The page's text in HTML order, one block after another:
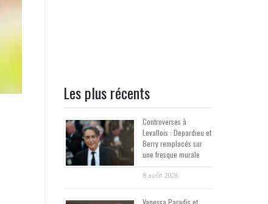
Les plus récents
Controverses à
Levallois : Depardieu et
Berry remplacés sur
une fresque murale
8 août 2026
Vanessa Paradis et